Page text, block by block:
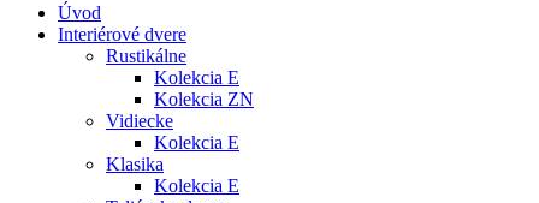
Úvod
Interiérové dvere
Rustikálne
Kolekcia E
Kolekcia ZN
Vidiecke
Kolekcia E
Klasika
Kolekcia E